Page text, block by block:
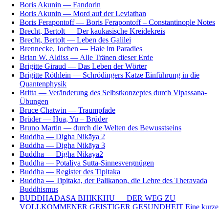
Boris Akunin — Fandorin
Boris Akunin — Mord auf der Leviathan
Boris Ferapontoff — Boris Ferapontoff – Constantinople Notes
Brecht, Bertolt — Der kaukasische Kreidekreis
Brecht, Bertolt — Leben des Galilei
Brennecke, Jochen — Haie im Paradies
Brian W. Aldiss — Alle Tränen dieser Erde
Brigitte Giraud — Das Leben der Wörter
Brigitte Röthlein — Schrödingers Katze Einführung in die
Quantenphysik
Britta — Veränderung des Selbstkonzeptes durch Vipassana-
Übungen
Bruce Chatwin — Traumpfade
Brüder — Hua, Yu – Brüder
Bruno Martin — durch die Welten des Bewusstseins
Buddha — Digha Nikāya 2
Buddha — Digha Nikāya 3
Buddha — Digha Nikaya2
Buddha — Potaliya Sutta-Sinnesvergnügen
Buddha — Register des Tipitaka
Buddha — Tipitaka, der Palikanon, die Lehre des Theravada
Buddhismus
BUDDHADASA BHIKKHU — DER WEG ZU
VOLLKOMMENER GEISTIGER GESUNDHEIT Eine kurze